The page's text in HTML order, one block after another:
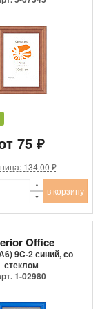
75 ₽
134.00 ₽
в корзину
Office
9C-2 синий, со
стеклом
1-02980